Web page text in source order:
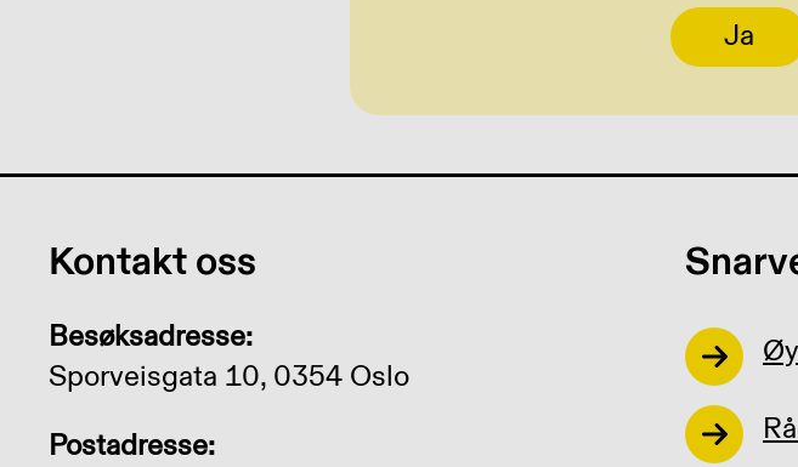
Ja
Kontakt oss
Besøksadresse:
Sporveisgata 10, 0354 Oslo
Postadresse: